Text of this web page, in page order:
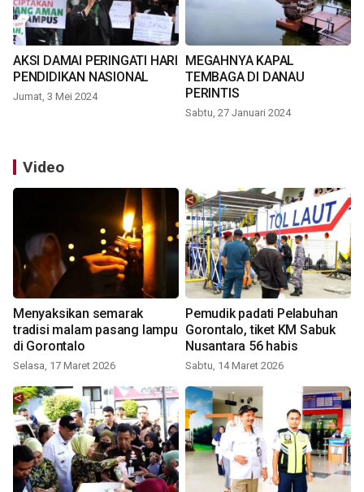
AKSI DAMAI PERINGATI HARI
PENDIDIKAN NASIONAL
Jumat, 3 Mei 2024
MEGAHNYA KAPAL
TEMBAGA DI DANAU
PERINTIS
Sabtu, 27 Januari 2024
Video
Menyaksikan semarak
tradisi malam pasang lampu
di Gorontalo
Selasa, 17 Maret 2026
Pemudik padati Pelabuhan
Gorontalo, tiket KM Sabuk
Nusantara 56 habis
Sabtu, 14 Maret 2026